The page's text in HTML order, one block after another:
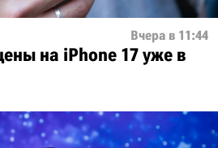
Вчера в 11:44
на iPhone 17 уже в